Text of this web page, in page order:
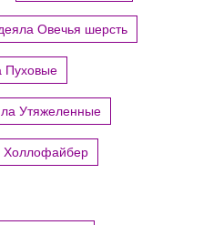
Овечья шерсть
Пуховые
Утяжеленные
Холлофайбер